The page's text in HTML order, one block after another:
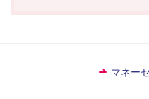
マネー